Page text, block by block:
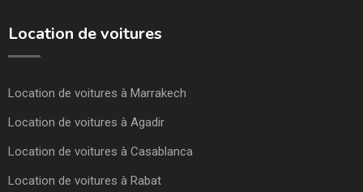
Location de voitures
Location de voitures à Marrakech
Location de voitures à Agadir
Location de voitures à Casablanca
Location de voitures à Rabat